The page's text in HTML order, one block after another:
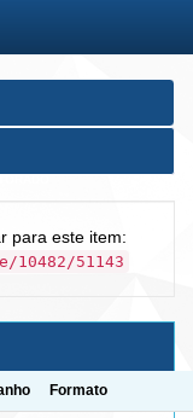
para este item:
51143
Formato